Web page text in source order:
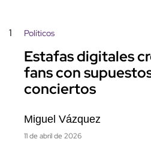
1 Políticos
Estafas digitales
fans con
conciertos
Miguel Vázquez
11 de abril de 2026